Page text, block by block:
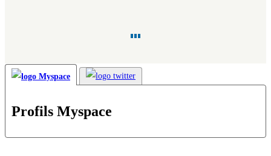
Profils Myspace